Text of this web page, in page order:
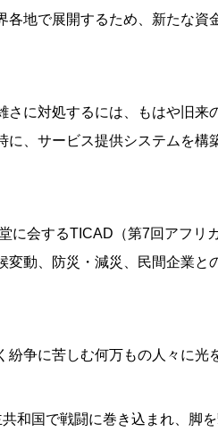
地で展開するため、新たな資
に対処するには、もはや旧来
、サービス提供システムを構
会するTICAD（第7回アフリ
動、防災・減災、民間企業と
争に苦しむ何万もの人々に光
和国で戦闘に巻き込まれ、脚